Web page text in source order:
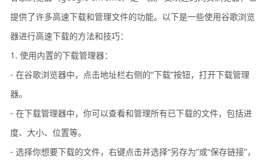
提供了许多高速下载和管理文件的功能。以下是一些使用谷歌浏览
器进行高速下载的方法和技巧：
1. 使用内置的下载管理器：
- 在谷歌浏览器中，点击地址栏右侧的“下载”按钮，打开下载管理
器。
- 在下载管理器中，你可以查看和管理所有已下载的文件，包括进
度、大小、位置等。
- 选择你想要下载的文件，右键点击并选择“另存为”或“保存链接”，